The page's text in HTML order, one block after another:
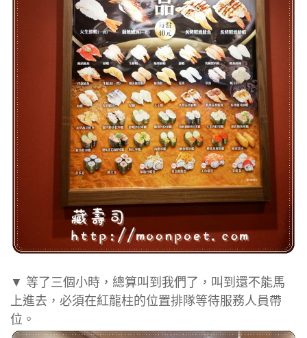
▼ 等了三個小時，總算叫到我們了，叫到還不能馬
上進去，必須在紅龍柱的位置排隊等待服務人員帶
位。